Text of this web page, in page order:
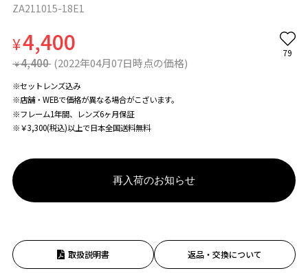
ZA211015-18E1
¥4,400
¥ 4,400 (2022年04月07日時点の価格)
79
※セットレンズ込み
※店舗・WEBで価格が異なる場合がこざいます。
※フレーム1年間、レンズ6ヶ月保証
※￥3,300(税込)以上で日本全国送料無料
再入荷のお知らせ
取扱説明書 返品・交換について